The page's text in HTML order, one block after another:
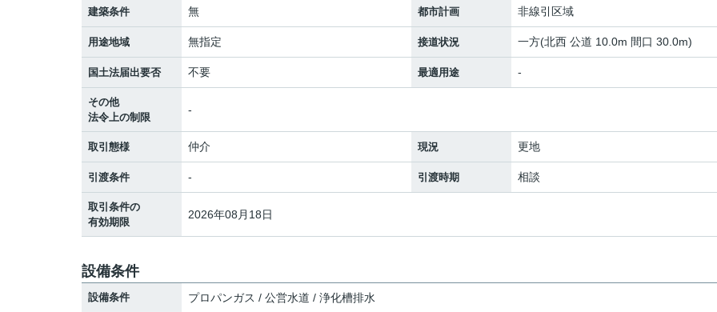
建築条件 無 都市計画 非線引区域
用途地域 無指定 接道状況 一方(北西 公道 10.0m 間口 30.0m)
国土法届出要否 不要 最適用途 -
その他
法令上の制限
-
取引態様 仲介 現況 更地
引渡条件 - 引渡時期 相談
取引条件の
有効期限
2026年08月18日
設備条件
設備条件 プロパンガス / 公営水道 / 浄化槽排水